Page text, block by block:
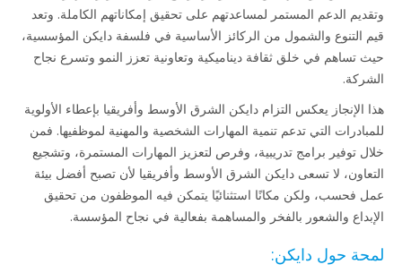
وتقديم الدعم المستمر لمساعدتهم على تحقيق إمكاناتهم الكاملة. وتعد
قيم التنوع والشمول من الركائز الأساسية في فلسفة دايكن المؤسسية،
حيث تساهم في خلق ثقافة ديناميكية وتعاونية تعزز النمو وتسرع نجاح
الشركة.
هذا الإنجاز يعكس التزام دايكن الشرق الأوسط وأفريقيا بإعطاء الأولوية
للمبادرات التي تدعم تنمية المهارات الشخصية والمهنية لموظفيها. فمن
خلال توفير برامج تدريبية، وفرص لتعزيز المهارات المستمرة، وتشجيع
التعاون، لا تسعى دايكن الشرق الأوسط وأفريقيا لأن تصبح أفضل بيئة
عمل فحسب، ولكن مكانًا استثنائيًا يتمكن فيه الموظفون من تحقيق
الإبداع والشعور بالفخر والمساهمة بفعالية في نجاح المؤسسة.
لمحة حول دايكن: